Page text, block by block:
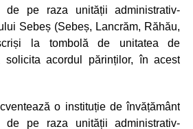
de pe raza unității administrativ-
Sebeș (Sebeș, Lancrăm, Răhău,
la tombolă de unitatea de
solicita acordul părinților, în acest
o instituție de învățământ
de pe raza unității administrativ-